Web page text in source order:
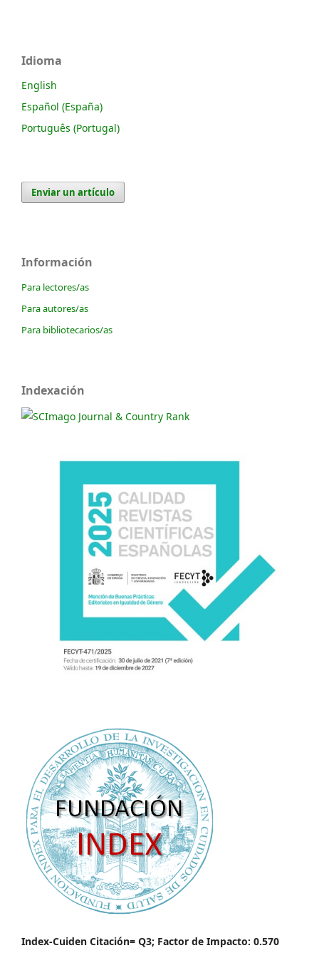
Idioma
English
Español (España)
Português (Portugal)
Enviar un artículo
Información
Para lectores/as
Para autores/as
Para bibliotecarios/as
Indexación
Index-Cuiden Citación= Q3; Factor de Impacto: 0.570